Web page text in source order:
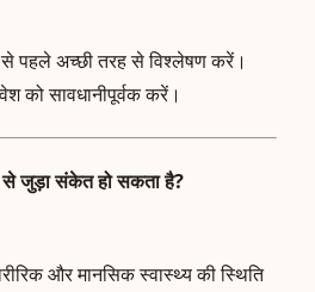
से पहले अच्छी तरह से विश्लेषण करें।
को सावधानीपूर्वक करें।
से जुड़ा संकेत हो सकता है?
और मानसिक स्वास्थ्य की स्थिति